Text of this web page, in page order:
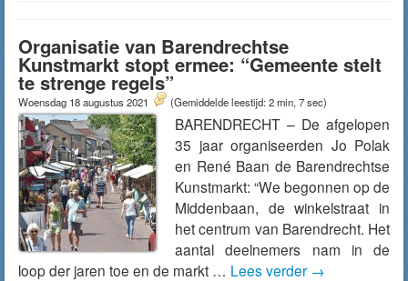
Organisatie van Barendrechtse
Kunstmarkt stopt ermee: “Gemeente stelt
te strenge regels”
Woensdag 18 augustus 2021 (Gemiddelde leestijd: 2 min, 7 sec)
BARENDRECHT – De afgelopen
35 jaar organiseerden Jo Polak
en René Baan de Barendrechtse
Kunstmarkt: “We begonnen op de
Middenbaan, de winkelstraat in
het centrum van Barendrecht. Het
aantal deelnemers nam in de
loop der jaren toe en de markt … Lees verder →